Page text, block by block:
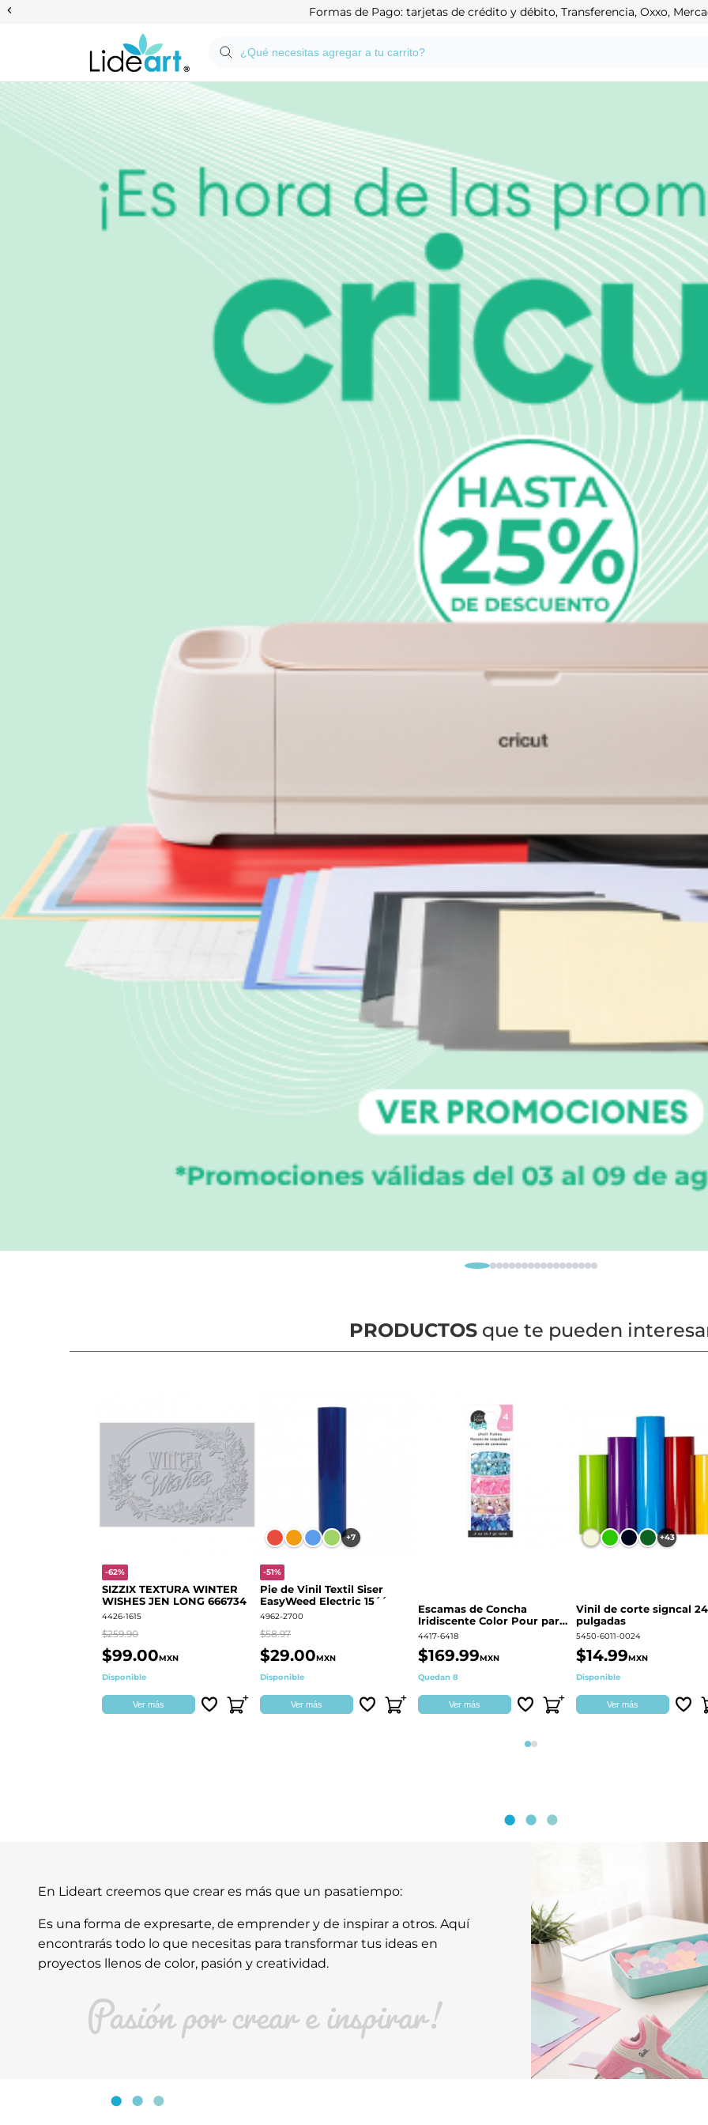
Anterior Formas de Pago: tarjetas de crédito y débito, Transferencia, Oxxo,
PRODUCTOSque te pueden
-62%
SIZZIX TEXTURA WINTER
WISHES JEN LONG 666734
4426-1615
$259.90
$99.00MXN
Disponible
Ver más
+7
-51%
Pie de Vinil Textil Siser
EasyWeed Electric 15´´
4962-2700
$58.97
$29.00MXN
Disponible
Ver más
Escamas de Concha
Iridiscente Color Pour para
decoración | 359687
4417-6418
$169.99MXN
Quedan 8
Ver más
+43
Vinil de corte signcal 24
pulgadas
5450-6011-0024
$14.99MXN
Disponible
Ver más
Página 1
Página 2
En Lideart creemos que crear es más que un pasatiempo:
Es una forma de expresarte, de emprender y de inspirar a otros. Aquí
encontrarás todo lo que necesitas para transformar tus ideas en
proyectos llenos de color, pasión y creatividad.